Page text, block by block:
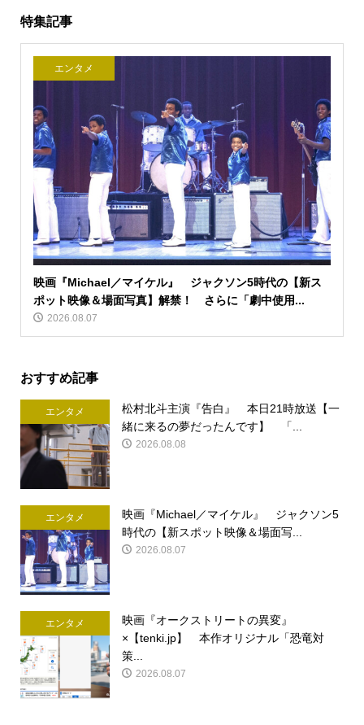
特集記事
エンタメ
映画『Michael／マイケル』 ジャクソン5時代の【新ス
ポット映像＆場面写真】解禁！ さらに「劇中使用...
2026.08.07
おすすめ記事
エンタメ
松村北斗主演『告白』 本日21時放送【一
緒に来るの夢だったんです】 「...
2026.08.08
エンタメ
映画『Michael／マイケル』 ジャクソン5
時代の【新スポット映像＆場面写...
2026.08.07
エンタメ
映画『オークストリートの異変』
×【tenki.jp】 本作オリジナル「恐竜対
策...
2026.08.07